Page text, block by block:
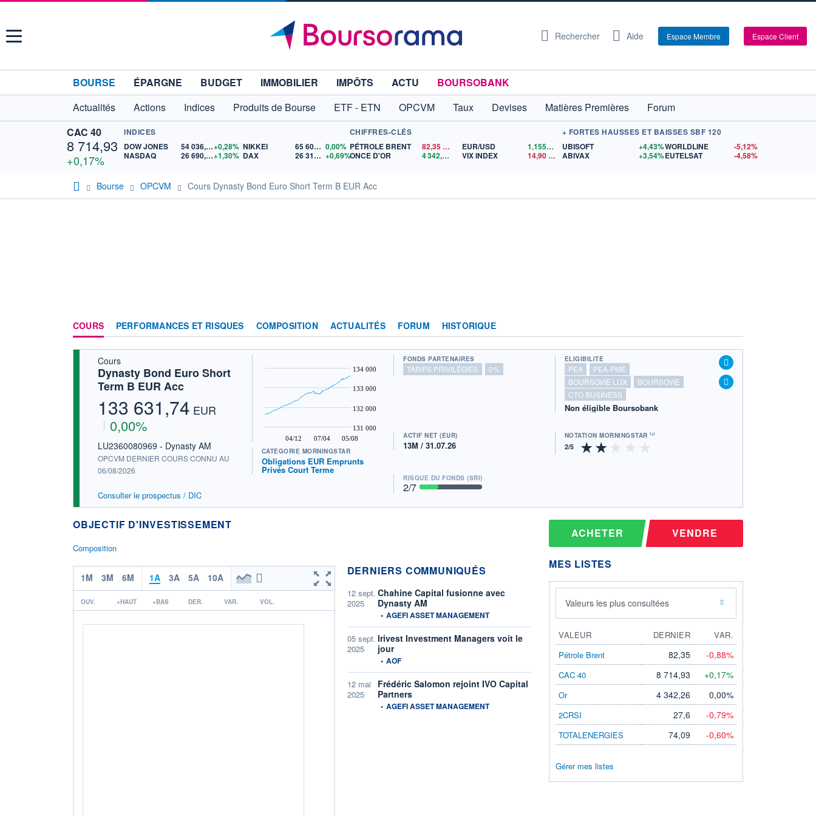
Menu Rechercher Aide Espace Membre Espace Client
BOURSE ÉPARGNE BUDGET IMMOBILIER IMPÔTS ACTU
BOURSOBANK
Actualités
Actions Indices Produits de Bourse ETF - ETN OPCVM Taux Devises Matières Premières
Forum
CAC 40
8 714,93
+0,17%
INDICES
DOW JONES
54 036,93+0,28%
NASDAQ
26 690,62+1,30%
NIKKEI 65 606,71 0,00%
DAX
26 319,45 +0,69%
CHIFFRES-CLÉS
PÉTROLE BRENT
82,35$US
ONCE D'OR
4 342,26 $US
EUR/USD 1,1559$US
VIX INDEX
14,90
+ FORTES HAUSSES ET BAISSES SBF 120
UBISOFT
+4,43%
ABIVAX
+3,54%
WORLDLINE
-5,12%
EUTELSAT
-4,58%
Bourse OPCVM Cours Dynasty Bond Euro Short Term B EUR Acc
COURS PERFORMANCES ET RISQUES COMPOSITION ACTUALITÉS FORUM HISTORIQUE
Cours
Dynasty Bond Euro Short
Term B EUR Acc
133 631,74 EUR
0,00%
LU2360080969 - Dynasty AM
OPCVM DERNIER COURS CONNU AU
06/08/2026
Consulter le prospectus / DIC
04/12 07/04 05/08
131 000
132 000
133 000
134 000
CATÉGORIE MORNINGSTAR
Obligations EUR Emprunts
Privés Court Terme
FONDS PARTENAIRES
TARIFS PRIVILÉGIÉS 0%
ÉLIGIBILITÉ
PEA
PEA-PME
BOURSOVIE LUX
BOURSOVIE
CTO BUSINESS
Non éligible Boursobank
ACTIF NET (EUR)
13M / 31.07.26
NOTATION MORNINGSTAR ⁽¹⁾
RISQUE DU FONDS (SRI)
2/7
OBJECTIF D'INVESTISSEMENT
Composition
1M 3M 6M 1A 3A 5A 10A
OUV. +HAUT +BAS DER. VAR. VOL.
DERNIERS COMMUNIQUÉS
12 sept.
2025
Chahine Capital fusionne avec
Dynasty AM
information fournie par
• AGEFI ASSET MANAGEMENT
05 sept.
2025
Irivest Investment Managers voit le
jour
information fournie par
• AOF
12 mai
2025
Frédéric Salomon rejoint IVO Capital
Partners
information fournie par
• AGEFI ASSET MANAGEMENT
ACHETER VENDRE
MES LISTES
Valeurs les plus consultées
VALEUR DERNIER
VAR.
Pétrole Brent
82,35 -0,88%
CAC 40 8 714,93 +0,17%
Or 4 342,26 0,00%
2CRSI 27,6 -0,79%
TOTALENERGIES 74,09 -0,60%
Gérer mes listes